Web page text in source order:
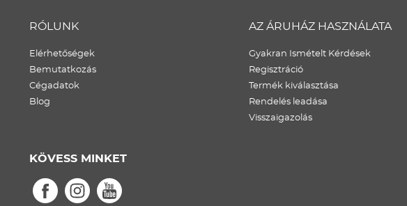
RÓLUNK
Elérhetőségek
Bemutatkozás
Cégadatok
Blog
AZ ÁRUHÁZ HASZNÁLATA
Gyakran Ismételt Kérdések
Regisztráció
Termék kiválasztása
Rendelés leadása
Visszaigazolás
KÖVESS MINKET